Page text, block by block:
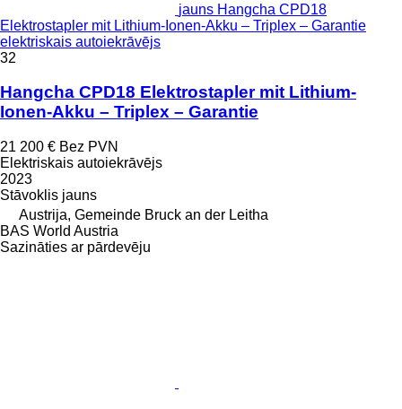
jauns Hangcha CPD18
Elektrostapler mit Lithium-Ionen-Akku – Triplex – Garantie
elektriskais autoiekrāvējs
32
Hangcha CPD18 Elektrostapler mit Lithium-
Ionen-Akku – Triplex – Garantie
21 200 € Bez PVN
Elektriskais autoiekrāvējs
2023
Stāvoklis jauns
Austrija, Gemeinde Bruck an der Leitha
BAS World Austria
Sazināties ar pārdevēju